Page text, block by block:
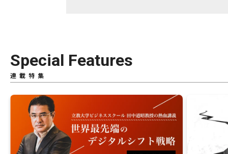
Special Features
連載特集